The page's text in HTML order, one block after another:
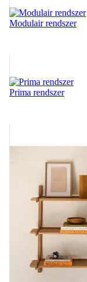
Modulair rendszer
Prima rendszer